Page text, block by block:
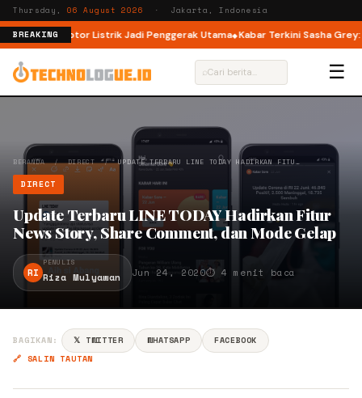
Thursday,06 August 2026 · Jakarta, Indonesia
BREAKING
DM, Motor Listrik Jadi Penggerak Utama Kabar Terkini Sasha Grey:
⌕ ☰
BERANDA/DIRECT/UPDATE TERBARU LINE TODAY HADIRKAN FITU…
DIRECT
Update Terbaru LINE TODAY Hadirkan Fitur
News Story, Share Comment, dan Mode Gelap
RI
PENULIS
Riza Mulyawan Jun 24, 2020⏱ 4 menit baca
BAGIKAN: 𝕏 TWITTER WHATSAPP
FACEBOOK
🔗 SALIN TAUTAN